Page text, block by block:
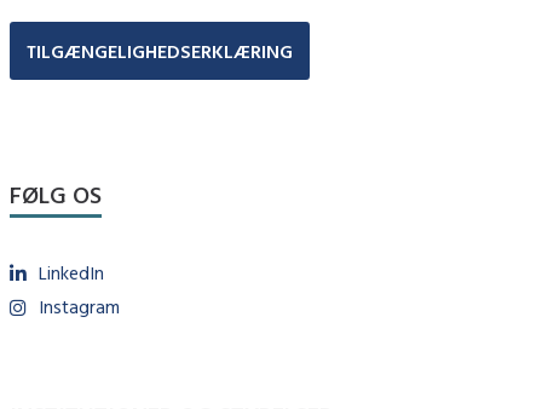
TILGÆNGELIGHEDSERKLÆRING
FØLG OS
LinkedIn
Instagram